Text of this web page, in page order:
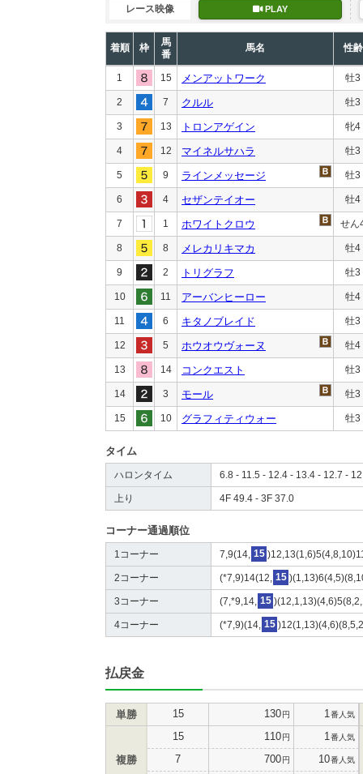
レース映像 PLAY
着順 枠
馬
番
馬名 性齢
1 15 メンアットワーク 牡3
2 7 クルル 牡3
3 13 トロンアゲイン 牝4
4 12 マイネルサハラ 牡3
5 9 ラインメッセージ 牡3
6 4 セザンテイオー 牡4
7 1 ホワイトクロウ せん
8 8 メレカリキマカ 牡4
9 2 トリグラフ 牡3
10 11 アーバンヒーロー 牡4
11 6 キタノブレイド 牡3
12 5 ホウオウヴォーヌ 牡4
13 14 コンクエスト 牡3
14 3 モール 牡3
15 10 グラフィティウォー 牡3
タイム
ハロンタイム 6.8 - 11.5 - 12.4 - 13.4 - 12.7 -
上り 4F 49.4 - 3F 37.0
コーナー通過順位
1コーナー 7,9(14, 15
2コーナー (*7,9)14(12, 15
3コーナー (7,*9,14, 15
4コーナー (*7,9)(14, 15
払戻金
単勝 15 130円 1 番人気
複勝
15 110円 1 番人気
7 700円 10番人気